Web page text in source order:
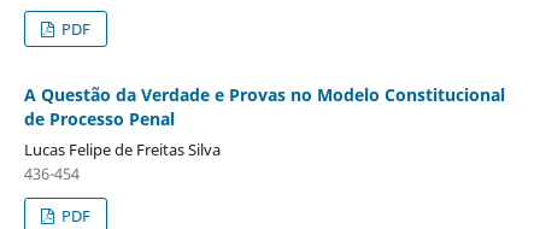
PDF
A Questão da Verdade e Provas no Modelo Constitucional
de Processo Penal
Lucas Felipe de Freitas Silva
436-454
PDF